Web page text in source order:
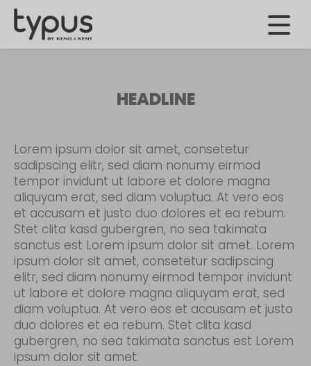
HEADLINE
Lorem ipsum dolor sit amet, consetetur
sadipscing elitr, sed diam nonumy eirmod
tempor invidunt ut labore et dolore magna
aliquyam erat, sed diam voluptua. At vero eos
et accusam et justo duo dolores et ea rebum.
Stet clita kasd gubergren, no sea takimata
sanctus est Lorem ipsum dolor sit amet. Lorem
ipsum dolor sit amet, consetetur sadipscing
elitr, sed diam nonumy eirmod tempor invidunt
ut labore et dolore magna aliquyam erat, sed
diam voluptua. At vero eos et accusam et justo
duo dolores et ea rebum. Stet clita kasd
gubergren, no sea takimata sanctus est Lorem
ipsum dolor sit amet.